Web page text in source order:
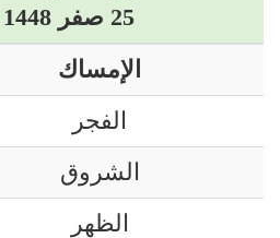
25 صفر 1448 هجري
الإمساك
الفجر
الشروق
الظهر